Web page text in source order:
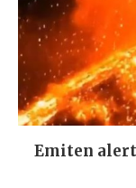
Emiten